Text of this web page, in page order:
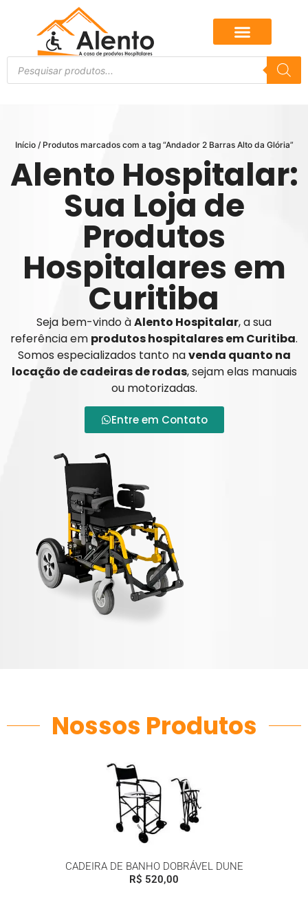
Início/ Produtos marcados com a tag “Andador 2 Barras Alto da Glória”
Alento Hospitalar:
Sua Loja de
Produtos
Hospitalares em
Curitiba
Seja bem-vindo àAlento Hospitalar, a sua
referência em produtos hospitalares em Curitiba.
Somos especializados tanto navenda quanto na
locação de cadeiras de rodas, sejam elas manuais
ou motorizadas.
Entre em Contato
Nossos Produtos
CADEIRA DE BANHO DOBRÁVEL DUNE
R$ 520,00